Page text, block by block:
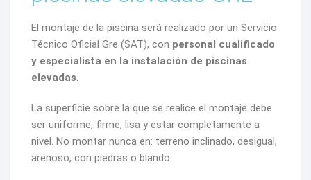
El montaje de la piscina será realizado por un Servicio
Técnico Oficial Gre (SAT), con personal cualificado
y especialista en la instalación de piscinas
elevadas.
La superficie sobre la que se realice el montaje debe
ser uniforme, firme, lisa y estar completamente a
nivel. No montar nunca en: terreno inclinado, desigual,
arenoso, con piedras o blando.